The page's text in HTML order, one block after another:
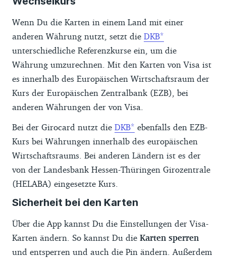
Wenn Du die Karten in einem Land mit einer
anderen Währung nutzt, setzt die DKB
unterschiedliche Referenzkurse ein, um die
Währung umzurechnen. Mit den Karten von Visa ist
es innerhalb des Europäischen Wirtschaftsraum der
Kurs der Europäischen Zentralbank (EZB), bei
anderen Währungen der von Visa.
Bei der Girocard nutzt die DKB
ebenfalls den EZB-
Kurs bei Währungen innerhalb des europäischen
Wirtschaftsraums. Bei anderen Ländern ist es der
von der Landesbank Hessen-Thüringen Girozentrale
(HELABA) eingesetzte Kurs.
Sicherheit bei den Karten
Über die App kannst Du die Einstellungen der Visa-
Karten ändern. So kannst Du die Karten sperren
und entsperren und auch die Pin ändern. Außerdem